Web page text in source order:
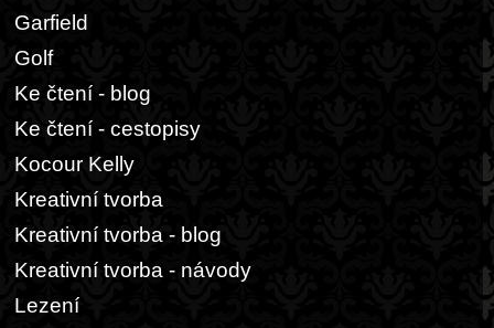
Garfield
Golf
Ke čtení - blog
Ke čtení - cestopisy
Kocour Kelly
Kreativní tvorba
Kreativní tvorba - blog
Kreativní tvorba - návody
Lezení